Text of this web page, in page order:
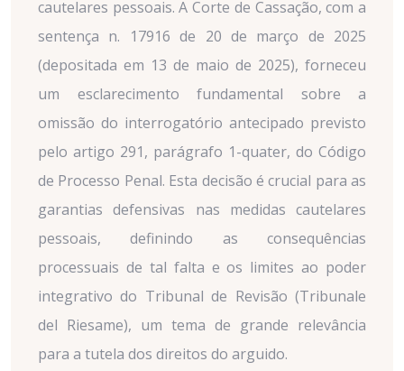
cautelares pessoais. A Corte de Cassação, com a
sentença n. 17916 de 20 de março de 2025
(depositada em 13 de maio de 2025), forneceu
um esclarecimento fundamental sobre a
omissão do interrogatório antecipado previsto
pelo artigo 291, parágrafo 1-quater, do Código
de Processo Penal. Esta decisão é crucial para as
garantias defensivas nas medidas cautelares
pessoais, definindo as consequências
processuais de tal falta e os limites ao poder
integrativo do Tribunal de Revisão (Tribunale
del Riesame), um tema de grande relevância
para a tutela dos direitos do arguido.